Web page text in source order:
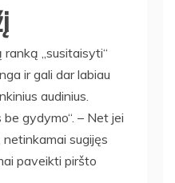
ranką „susitaisyti“
ir gali dar labiau
audinius.
be gydymo“. – Net jei
sugijęs
paveikti piršto